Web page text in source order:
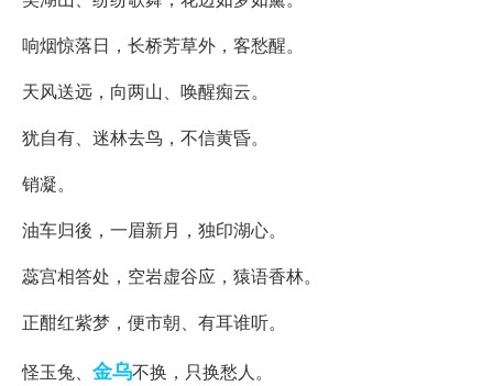
响烟惊落日，长桥芳草外，客愁醒。
天风送远，向两山、唤醒痴云。
犹自有、迷林去鸟，不信黄昏。
销凝。
油车归後，一眉新月，独印湖心。
蕊宫相答处，空岩虚谷应，猿语香林。
正酣红紫梦，便市朝、有耳谁听。
怪玉兔、 金乌不换，只换愁人。